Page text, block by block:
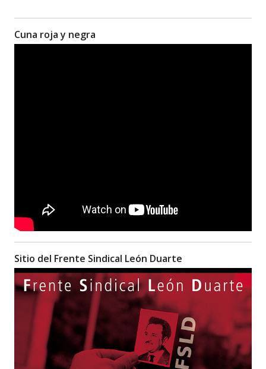
Cuna roja y negra
Sitio del Frente Sindical León Duarte